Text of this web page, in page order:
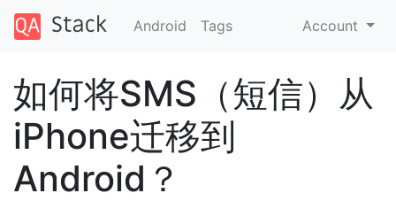
Android Tags Account
如何将SMS（短信）从
iPhone迁移到
Android？